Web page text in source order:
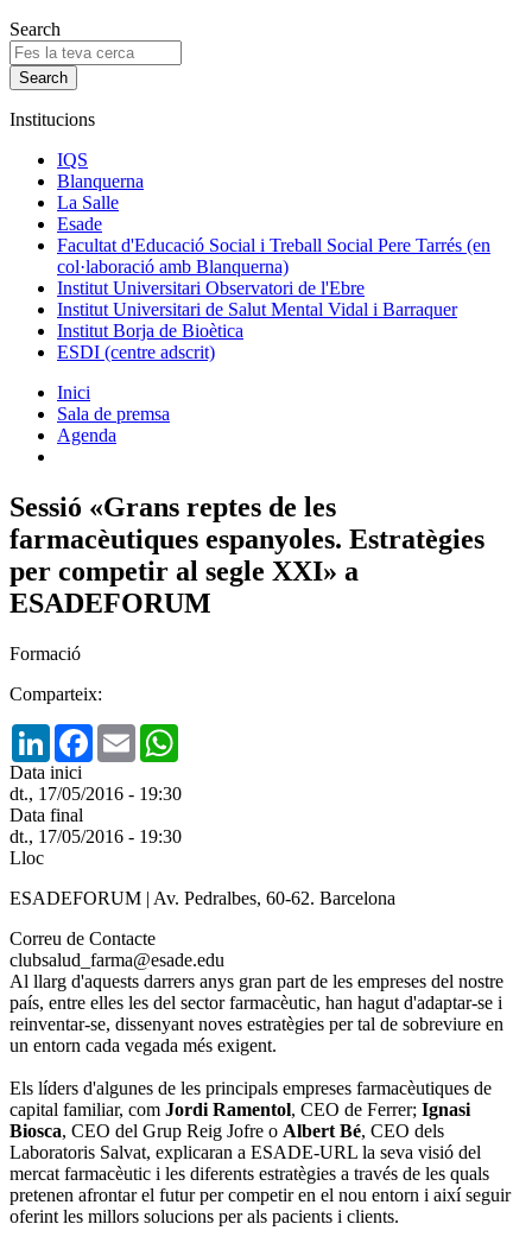
Search
Institucions
IQS
Blanquerna
La Salle
Esade
Facultat d'Educació Social i Treball Social Pere Tarrés (en
col·laboració amb Blanquerna)
Institut Universitari Observatori de l'Ebre
Institut Universitari de Salut Mental Vidal i Barraquer
Institut Borja de Bioètica
ESDI (centre adscrit)
Inici
Sala de premsa
Agenda
Sessió «Grans reptes de les
farmacèutiques espanyoles. Estratègies
per competir al segle XXI» a
ESADEFORUM
Formació
Comparteix:
LinkedInFacebook
Email
Data inici
dt., 17/05/2016 - 19:30
Data final
dt., 17/05/2016 - 19:30
Lloc
ESADEFORUM | Av. Pedralbes, 60-62. Barcelona
Correu de Contacte
clubsalud_farma@esade.edu
Al llarg d'aquests darrers anys gran part de les empreses del nostre
país, entre elles les del sector farmacèutic, han hagut d'adaptar-se i
reinventar-se, dissenyant noves estratègies per tal de sobreviure en
un entorn cada vegada més exigent.
Els líders d'algunes de les principals empreses farmacèutiques de
capital familiar, com Jordi Ramentol, CEO de Ferrer; Ignasi
Biosca, CEO del Grup Reig Jofre o Albert Bé, CEO dels
Laboratoris Salvat, explicaran a ESADE-URL la seva visió del
mercat farmacèutic i les diferents estratègies a través de les quals
pretenen afrontar el futur per competir en el nou entorn i així seguir
oferint les millors solucions per als pacients i clients.